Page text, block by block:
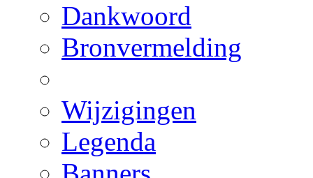
Dankwoord
Bronvermelding
Wijzigingen
Legenda